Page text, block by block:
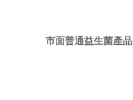
市面普通益生菌產品